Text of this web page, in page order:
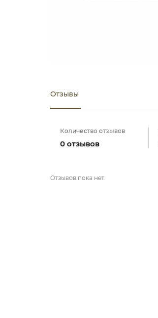
Отзывы
Количество отзывов
0 отзывов
Отзывов пока нет.